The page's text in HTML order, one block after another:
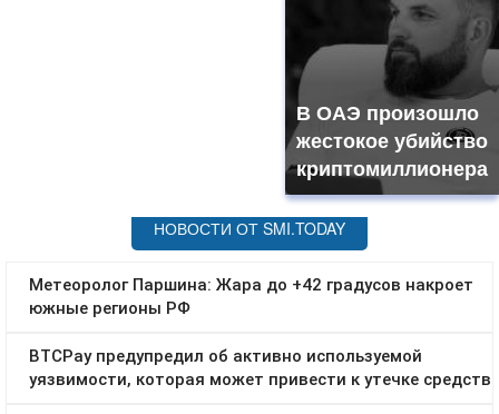
В ОАЭ произошло
жестокое убийство
криптомиллионера